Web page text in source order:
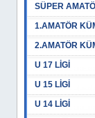
SÜPER
1.AMATÖR
2.AMATÖR
U 17 LİGİ
U 15 LİGİ
U 14 LİGİ